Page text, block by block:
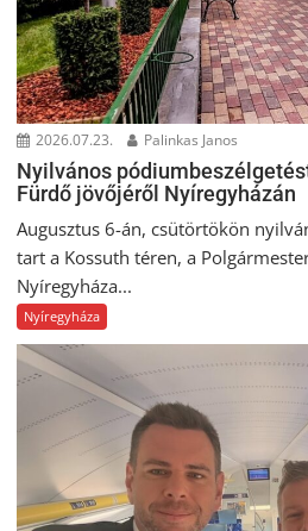
2026.07.23. Palinkas Janos
Nyilvános
Fürdő jövőjéről Nyíregyházán
Augusztus 6-án, csütörtökön
tart a Kossuth téren, a
Nyíregyháza...
Nyíregyháza